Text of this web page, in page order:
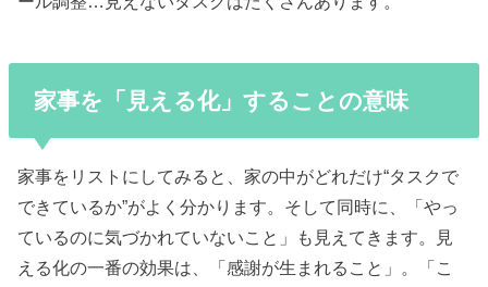
家事を「見える化」することの意味
家事をリストにしてみると、家の中がどれだけ“タスクで
できているか”がよく分かります。そして同時に、「やっ
ているのに気づかれていないこと」も見えてきます。見
える化の一番の効果は、「感謝が生まれること」。「こ